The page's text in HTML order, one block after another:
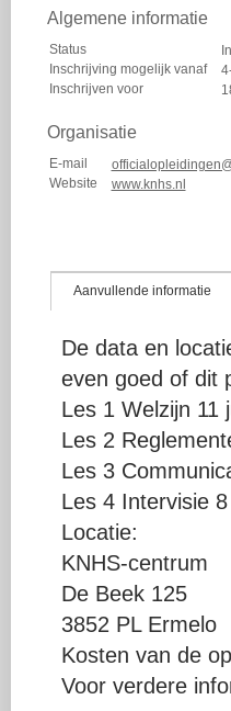
Algemene informatie
Status
Inschrijving mogelijk vanaf
Inschrijven voor
Organisatie
E-mail
Website
www.knhs.nl
Aanvullende informatie
De data en
even goed of dit
Les 1 Welzijn 11
Les 2
Les 3
Les 4 Intervisie
Locatie:
KNHS-centrum
De Beek 125
3852 PL Ermelo
Kosten van de
Voor verdere